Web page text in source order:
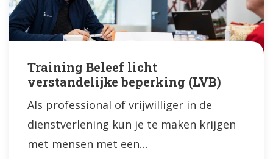
Training Beleef licht
verstandelijke beperking (LVB)
Als professional of vrijwilliger in de
dienstverlening kun je te maken krijgen
met mensen met een…